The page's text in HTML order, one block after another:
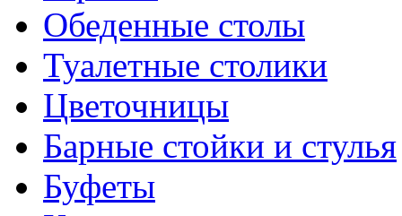
Обеденные столы
Туалетные столики
Цветочницы
Барные стойки и стулья
Буфеты